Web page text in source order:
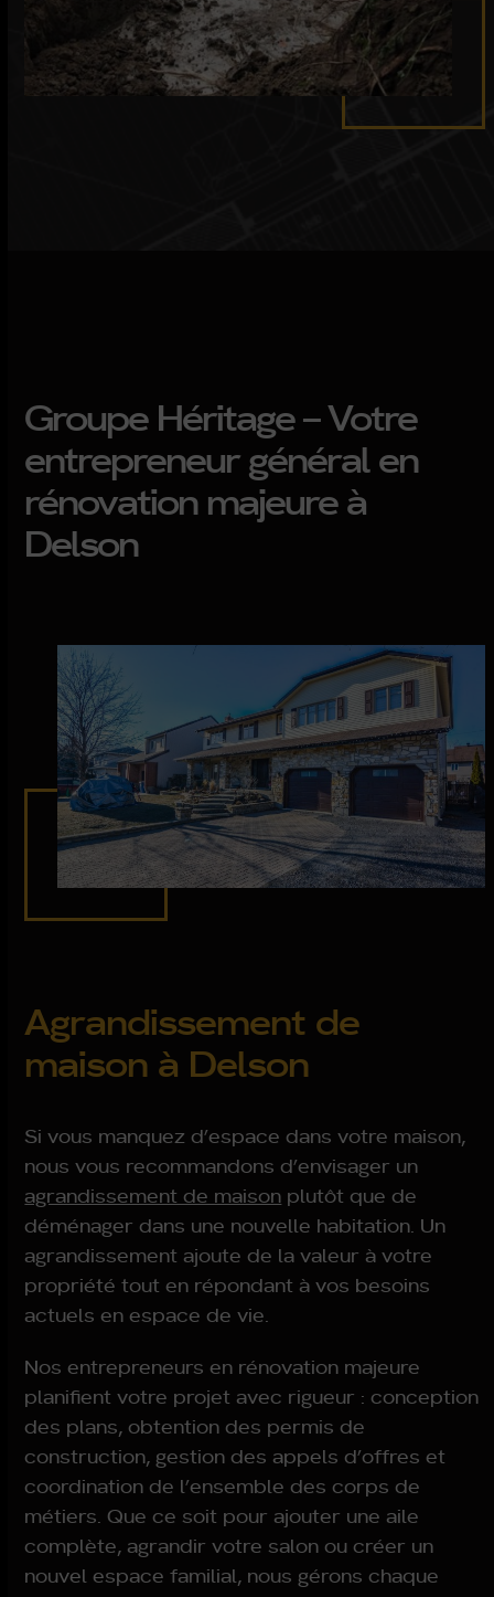
Groupe Héritage – Votre
entrepreneur généralen
rénovation majeure à
Delson
Agrandissement de
maison à Delson
Si vous manquez d’espace dans votre maison,
nous vous recommandons d’envisager un
agrandissement de maison plutôt que de
déménager dans une nouvelle habitation. Un
agrandissement ajoute de la valeur à votre
propriété tout en répondant à vos besoins
actuels en espace de vie.
Nos entrepreneurs en rénovation majeure
planifient votre projet avec rigueur : conception
des plans, obtention des permis de
construction, gestion des appels d’offres et
coordination de l’ensemble des corps de
métiers. Que ce soit pour ajouter une aile
complète, agrandir votre salon ou créer un
nouvel espace familial, nous gérons chaque